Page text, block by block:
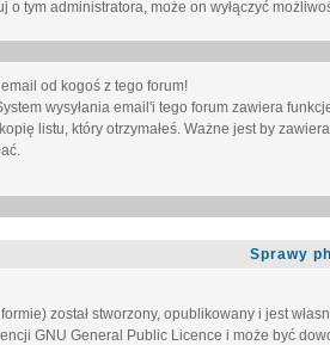
o tym administratora, może on wyłączyć
od kogoś z tego forum!
wysyłania email'i tego forum zawiera
listu, który otrzymałeś. Ważne jest by
Sprawy
został stworzony, opublikowany i jest
GNU General Public Licence i może być